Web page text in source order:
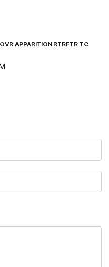
APPARITION RTRFTR TC